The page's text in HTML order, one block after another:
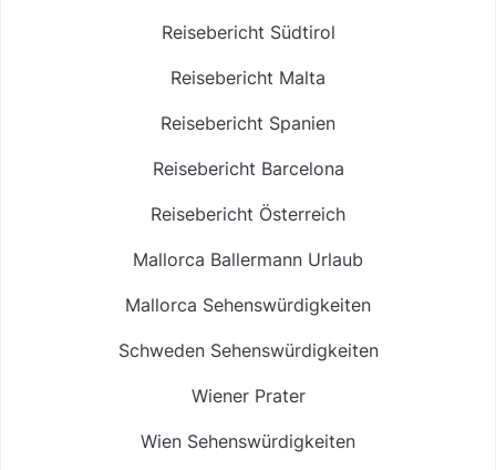
Reisebericht Südtirol
Reisebericht Malta
Reisebericht Spanien
Reisebericht Barcelona
Reisebericht Österreich
Mallorca Ballermann Urlaub
Mallorca Sehenswürdigkeiten
Schweden Sehenswürdigkeiten
Wiener Prater
Wien Sehenswürdigkeiten